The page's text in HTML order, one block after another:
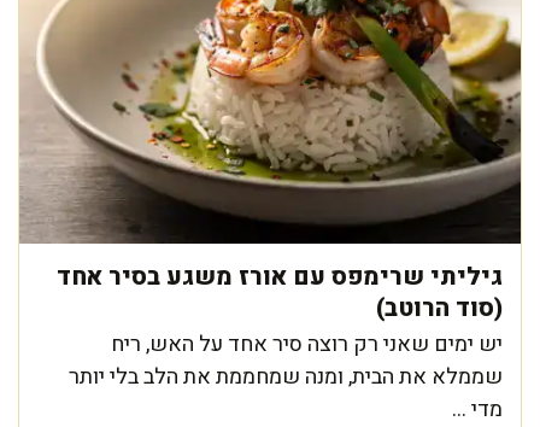
גיליתי שרימפס עם אורז משגע בסיר אחד
(סוד הרוטב)
יש ימים שאני רק רוצה סיר אחד על האש, ריח
שממלא את הבית, ומנה שמחממת את הלב בלי יותר
מדי ...